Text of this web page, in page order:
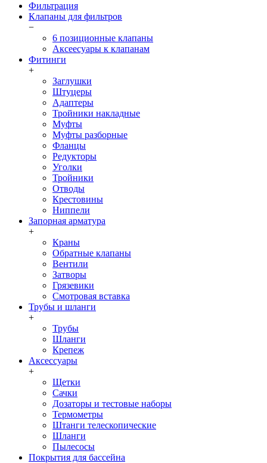
Фильтрация
Клапаны для фильтров
−
6 позиционные клапаны
Аксеесуары к клапанам
Фитинги
+
Заглушки
Штуцеры
Адаптеры
Тройники накладные
Муфты
Муфты разборные
Фланцы
Редукторы
Уголки
Тройники
Отводы
Крестовины
Ниппели
Запорная арматура
+
Краны
Обратные клапаны
Вентили
Затворы
Грязевики
Смотровая вставка
Трубы и шланги
+
Трубы
Шланги
Крепеж
Аксессуары
+
Щетки
Сачки
Дозаторы и тестовые наборы
Термометры
Штанги телескопические
Шланги
Пылесосы
Покрытия для бассейна